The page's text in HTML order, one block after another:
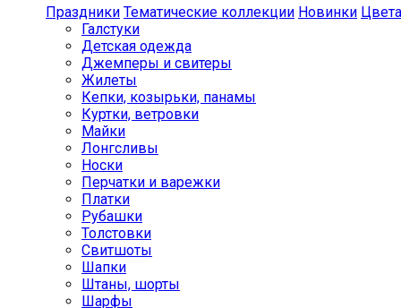
Праздники Тематические коллекции Новинки Цвета
Галстуки
Детская одежда
Джемперы и свитеры
Жилеты
Кепки, козырьки, панамы
Куртки, ветровки
Майки
Лонгсливы
Носки
Перчатки и варежки
Платки
Рубашки
Толстовки
Свитшоты
Шапки
Штаны, шорты
Шарфы